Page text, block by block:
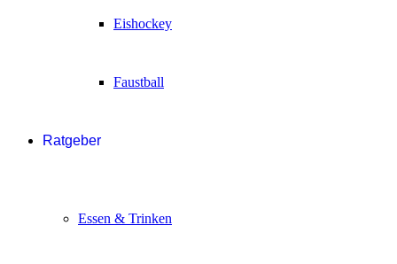
Eishockey
Faustball
Ratgeber
Essen & Trinken